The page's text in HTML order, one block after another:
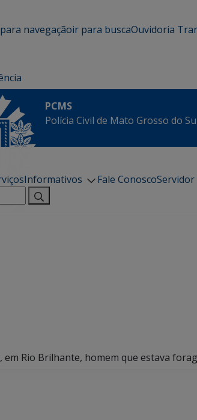
navegaçãoir para buscaOuvidoria
PCMS
Polícia Civil de Mato Grosso do
Informativos Fale ConoscoServidor
em Rio Brilhante, homem que estava